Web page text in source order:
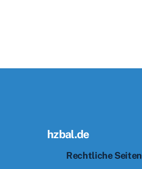
hzbal.de
Rechtliche Seiten